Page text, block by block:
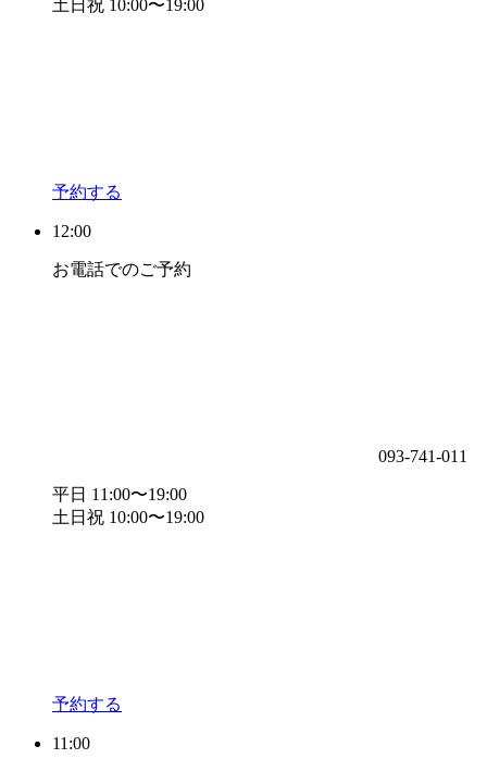
土日祝 10:00〜19:00
予約する
12:00
お電話でのご予約
093-741-011
平日 11:00〜19:00
土日祝 10:00〜19:00
予約する
11:00